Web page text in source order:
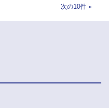
次の10件